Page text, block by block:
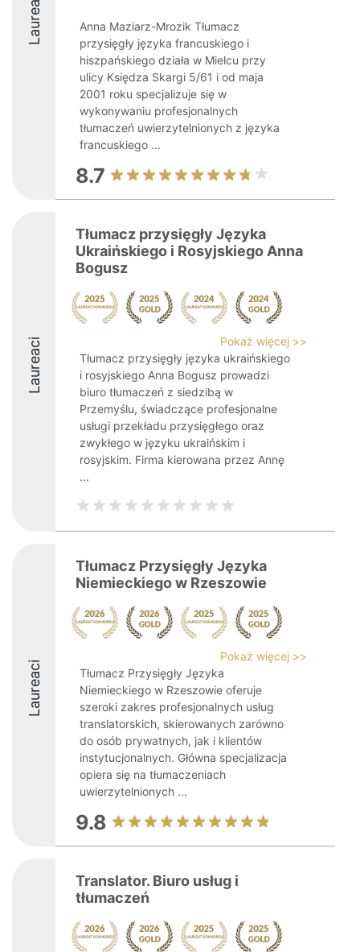
Laureaci
Anna Maziarz-Mrozik Tłumacz
przysięgły języka francuskiego i
hiszpańskiego działa w Mielcu przy
ulicy Księdza Skargi 5/61 i od maja
2001 roku specjalizuje się w
wykonywaniu profesjonalnych
tłumaczeń uwierzytelnionych z języka
francuskiego ...
8.7
Laureaci
Tłumacz przysięgły Języka
Ukraińskiego i Rosyjskiego Anna
Bogusz
Pokaż więcej >>
Tłumacz przysięgły języka ukraińskiego
i rosyjskiego Anna Bogusz prowadzi
biuro tłumaczeń z siedzibą w
Przemyślu, świadczące profesjonalne
usługi przekładu przysięgłego oraz
zwykłego w języku ukraińskim i
rosyjskim. Firma kierowana przez Annę
...
Laureaci
Tłumacz Przysięgły Języka
Niemieckiego w Rzeszowie
Pokaż więcej >>
Tłumacz Przysięgły Języka
Niemieckiego w Rzeszowie oferuje
szeroki zakres profesjonalnych usług
translatorskich, skierowanych zarówno
do osób prywatnych, jak i klientów
instytucjonalnych. Główna specjalizacja
opiera się na tłumaczeniach
uwierzytelnionych ...
9.8
Translator. Biuro usług i
tłumaczeń